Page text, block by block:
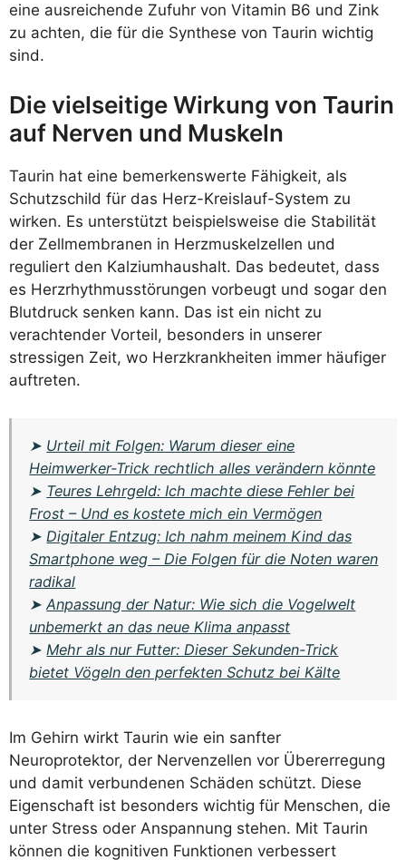
eine ausreichende Zufuhr von Vitamin B6 und Zink
zu achten, die für die Synthese von Taurin wichtig
sind.
Die vielseitige Wirkung von Taurin
auf Nerven und Muskeln
Taurin hat eine bemerkenswerte Fähigkeit, als
Schutzschild für das Herz-Kreislauf-System zu
wirken. Es unterstützt beispielsweise die Stabilität
der Zellmembranen in Herzmuskelzellen und
reguliert den Kalziumhaushalt. Das bedeutet, dass
es Herzrhythmusstörungen vorbeugt und sogar den
Blutdruck senken kann. Das ist ein nicht zu
verachtender Vorteil, besonders in unserer
stressigen Zeit, wo Herzkrankheiten immer häufiger
auftreten.
➤ Urteil mit Folgen: Warum dieser eine
Heimwerker-Trick rechtlich alles verändern könnte
➤ Teures Lehrgeld: Ich machte diese Fehler bei
Frost – Und es kostete mich ein Vermögen
➤ Digitaler Entzug: Ich nahm meinem Kind das
Smartphone weg – Die Folgen für die Noten waren
radikal
➤Anpassung der Natur: Wie sich die Vogelwelt
unbemerkt an das neue Klima anpasst
➤ Mehr als nur Futter: Dieser Sekunden-Trick
bietet Vögeln den perfekten Schutz bei Kälte
Im Gehirn wirkt Taurin wie ein sanfter
Neuroprotektor, der Nervenzellen vor Übererregung
und damit verbundenen Schäden schützt. Diese
Eigenschaft ist besonders wichtig für Menschen, die
unter Stress oder Anspannung stehen. Mit Taurin
können die kognitiven Funktionen verbessert